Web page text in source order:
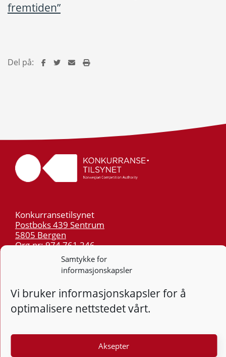
Samtykke for
informasjonskapsler
Vi bruker informasjonskapsler for å
optimalisere nettstedet vårt.
Aksepter
fremtiden”
Del på:
Konkurransetilsynet
Postboks 439 Sentrum
5805 Bergen
Org.nr: 974 761 246
55 59 75 00
Nyhetsvarsel >>
Tilgjengelighetserklæring